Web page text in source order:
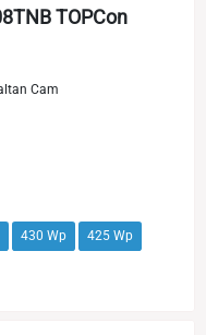
TOPCon
Cam
430 Wp 425 Wp